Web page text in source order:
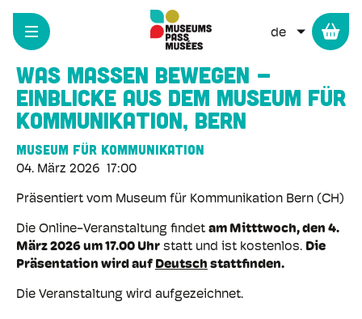
Direkt
Inhalt
WEITERE
Was Massen bewegen –
Einblicke aus dem Museum für
Kommunikation, Bern
Museum für Kommunikation
04. März 2026 17:00
Präsentiert vom Museum für Kommunikation Bern (CH)
Die Online-Veranstaltung findet am Mitttwoch, den 4.
März 2026 um 17.00 Uhr statt und ist kostenlos. Die
Präsentation wird auf Deutsch stattfinden.
Die Veranstaltung wird aufgezeichnet.